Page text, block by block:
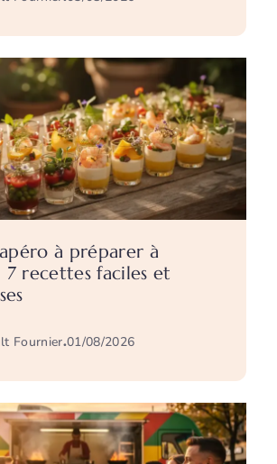
à préparer à
7 recettes faciles et
Fournier.01/08/2026